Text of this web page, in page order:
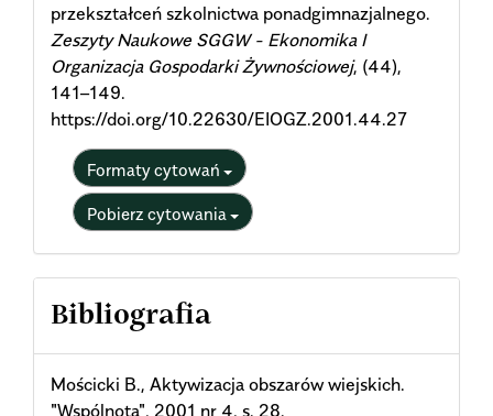
przekształceń szkolnictwa ponadgimnazjalnego.
Zeszyty Naukowe SGGW - Ekonomika I
Organizacja Gospodarki Żywnościowej, (44),
141–149.
https://doi.org/10.22630/EIOGZ.2001.44.27
Formaty cytowań
Pobierz cytowania
Bibliografia
Mościcki B., Aktywizacja obszarów wiejskich.
"Wspólnota", 2001 nr 4, s. 28.